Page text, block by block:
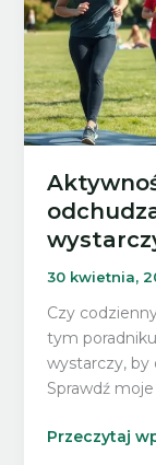
zdrowy
nawyk
aktywności?
30 kwietnia,
Czy
tym
wystarczy, by
Sprawdź
Aktywność
Przeczytaj